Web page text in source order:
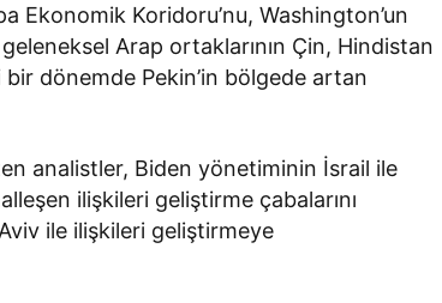
Ekonomik Koridoru’nu, Washington’un
Arap ortaklarının Çin, Hindistan
dönemde Pekin’in bölgede artan
analistler, Biden yönetiminin İsrail ile
ilişkileri geliştirme çabalarını
ile ilişkileri geliştirmeye